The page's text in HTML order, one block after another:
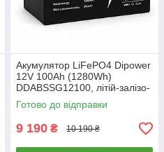
Акумулятор LiFePO4 Dipower
12V 100Ah (1280Wh)
DDABSSG12100, літій-залізо-
фосфатний акумулятор для
ДБЖ, UPS, інвертора
Готово до відправки
9 190 ₴ 10 190 ₴